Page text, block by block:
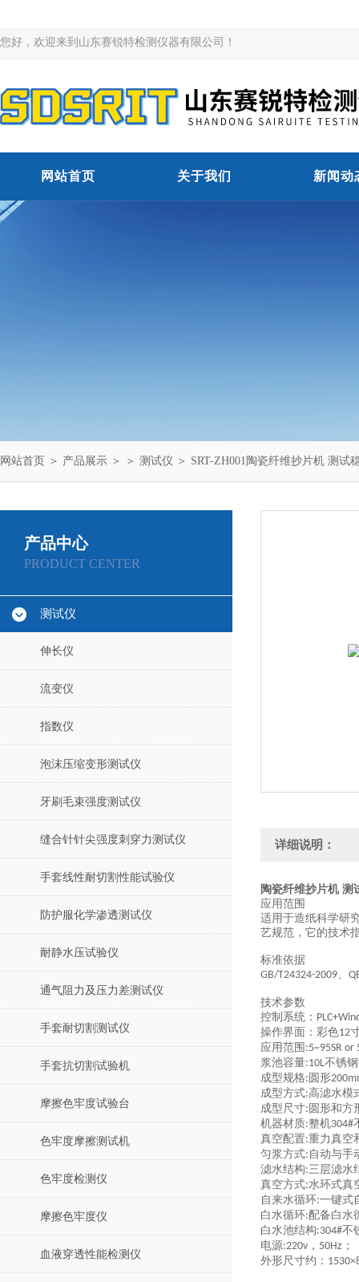
您好，欢迎来到山东赛锐特检测仪器有限公司！
网站首页 关于我们 新闻动
网站首页 ＞ 产品展示 ＞ ＞ 测试仪 ＞ SRT-ZH001陶瓷纤维抄片机 测试
产品中心
PRODUCT CENTER
测试仪
伸长仪
流变仪
指数仪
泡沫压缩变形测试仪
牙刷毛束强度测试仪
缝合针针尖强度刺穿力测试仪
手套线性耐切割性能试验仪
防护服化学渗透测试仪
耐静水压试验仪
通气阻力及压力差测试仪
手套耐切割测试仪
手套抗切割试验机
摩擦色牢度试验台
色牢度摩擦测试机
色牢度检测仪
摩擦色牢度仪
血液穿透性能检测仪
详细说明：
陶瓷纤维抄片机 测
应用范围
适用于造纸科学研
艺规范，它的技术
标准依据
GB/T24324-2009、
技术参数
控制系统：
操作界面：彩色12
应用范围 :5~95SR or
浆池容量:10L不锈
成型规格: 圆形200m
成型方式:高滤水模
成型尺寸: 圆形和方
机器材质:整机304#
真空配置:重力真空
匀浆方式: 自动与手
滤水结构:三层滤水
真空方式:水环式真
自来水循环:一键式
白水循环:配备白水
白水池结构:304#不
电源:220v ， 50Hz ；
外形尺寸约： 153